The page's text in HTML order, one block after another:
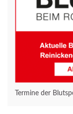
Termine der